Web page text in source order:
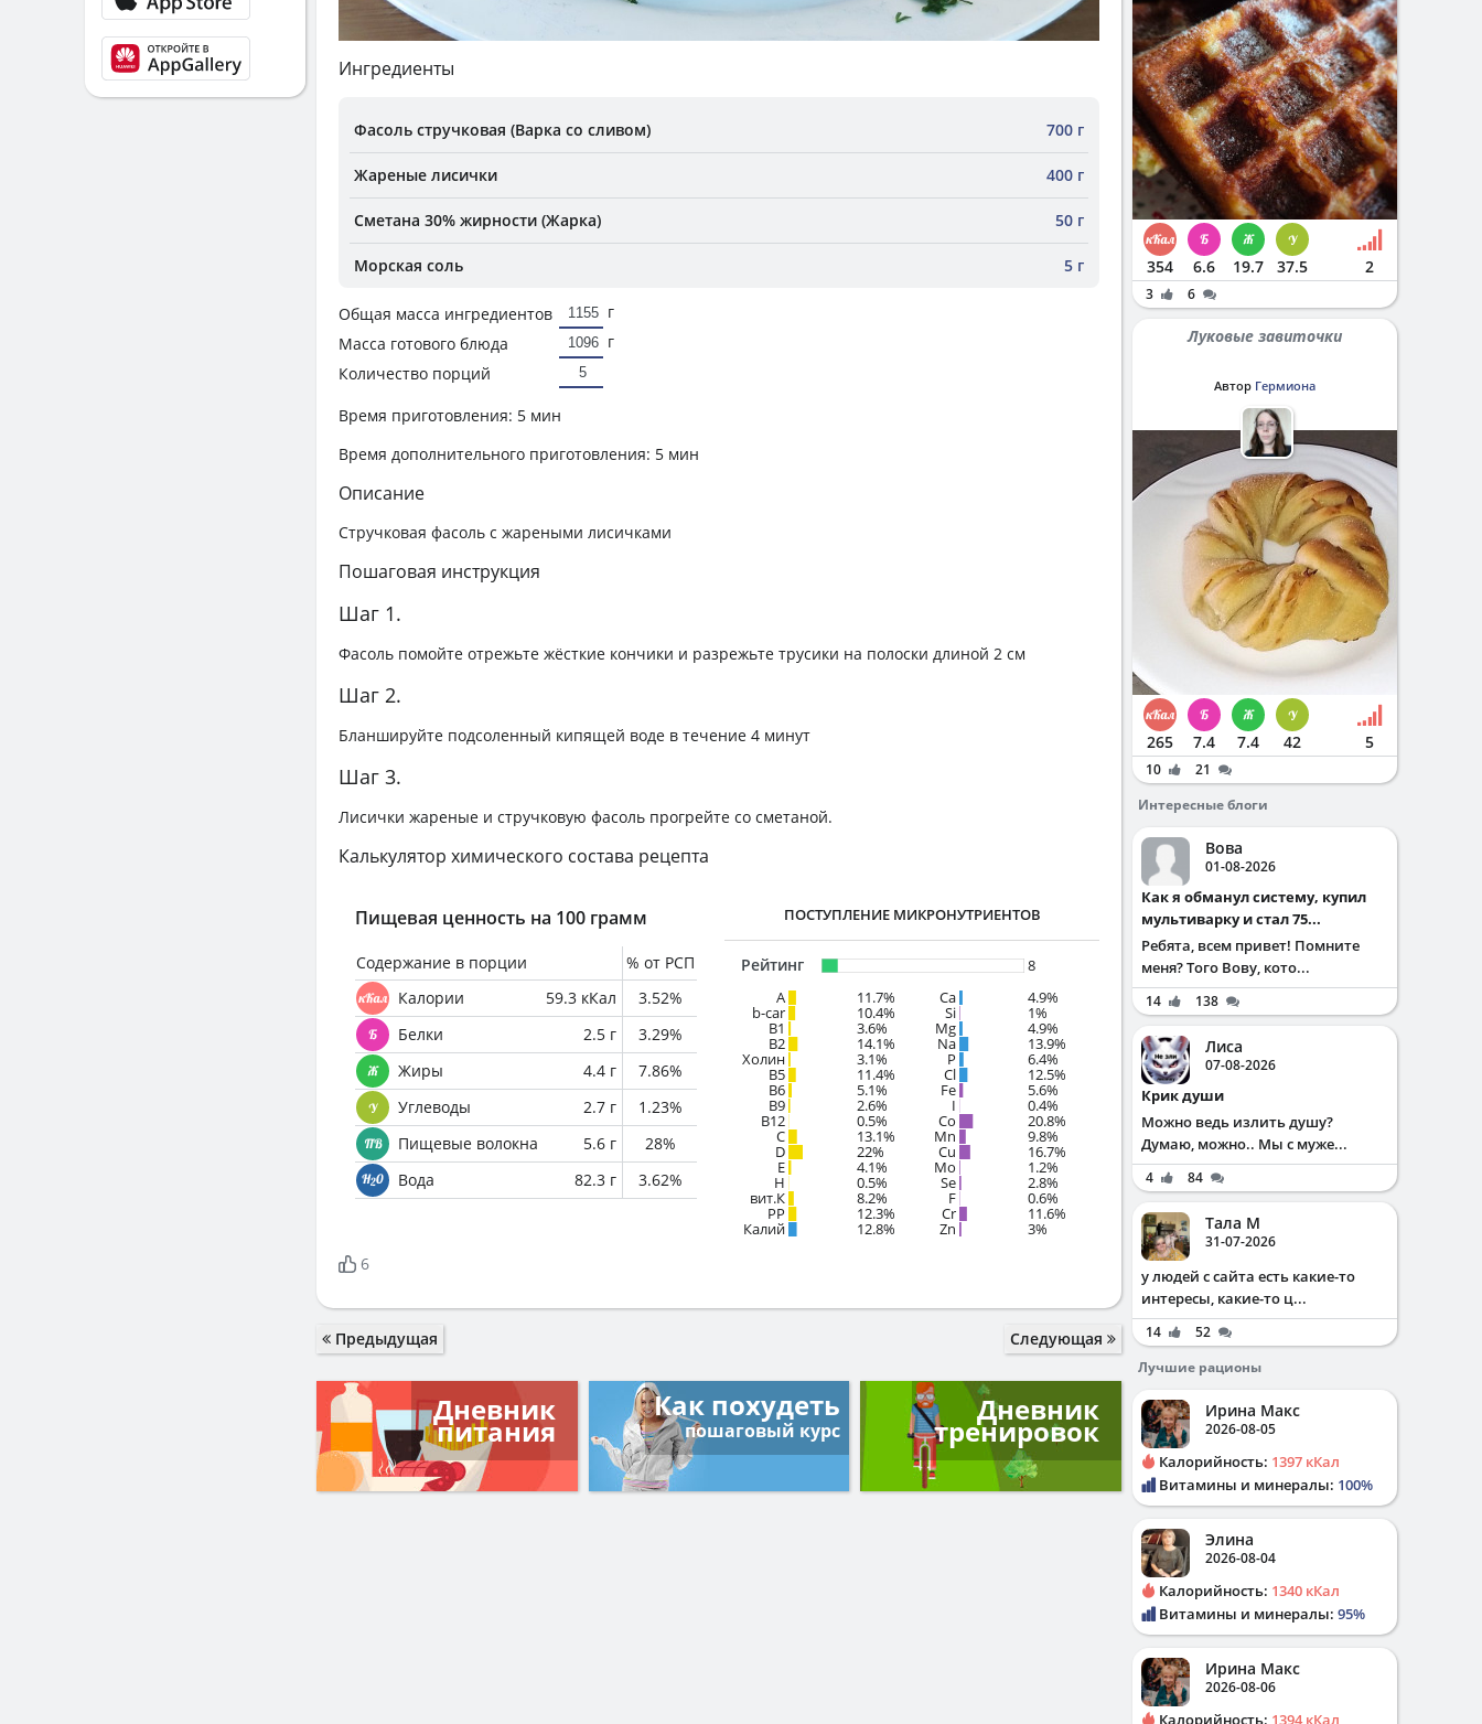
Ингредиенты
Фасоль стручковая (Варка со сливом) 700 г
Жареные лисички 400 г
Сметана 30% жирности (Жарка) 50 г
Морская соль 5 г
Общая масса ингредиентов
г
Масса готового блюда
г
Количество порций
Время приготовления: 5 мин
Время дополнительного приготовления: 5 мин
Описание
Стручковая фасоль с жареными лисичками
Пошаговая инструкция
Шаг 1.
Фасоль помойте отрежьте жёсткие кончики и разрежьте трусики на полоски длиной 2 см
Шаг 2.
Бланшируйте подсоленный кипящей воде в течение 4 минут
Шаг 3.
Лисички жареные и стручковую фасоль прогрейте со сметаной.
Калькулятор химического состава рецепта
Пищевая ценность на 100 грамм
Содержание в порции
% от РСП
Калории
59.3 кКал
3.52%
Белки
2.5 г
3.29%
Жиры
4.4 г
7.86%
Углеводы
2.7 г
1.23%
Пищевые волокна
5.6 г
28%
Вода
82.3 г 3.62%
ПОСТУПЛЕНИЕ МИКРОНУТРИЕНТОВ
Рейтинг
8
A
11.7%
b-car 10.4%
В1 3.6%
B2 14.1%
Холин 3.1%
B5 11.4%
B6 5.1%
B9 2.6%
B12 0.5%
C 13.1%
D 22%
E 4.1%
H 0.5%
вит.К 8.2%
PP 12.3%
Калий 12.8%
Ca 4.9%
Si 1%
Mg 4.9%
Na 13.9%
P 6.4%
Cl 12.5%
Fe 5.6%
I 0.4%
Co 20.8%
Mn 9.8%
Cu 16.7%
Mo 1.2%
Se 2.8%
F 0.6%
Cr 11.6%
Zn 3%
6
Предыдущая Следующая
Дневник
питания
Как похудеть
пошаговый курс
Дневник
тренировок
354 6.6 19.7 37.5 2
3 6
Луковые завиточки
Автор Гермиона
265 7.4 7.4 42 5
10
21
Интересные блоги
Вова
01-08-2026
Как я обманул систему, купил
мультиварку и стал 75...
Ребята, всем привет! Помните
меня? Того Вову, кото...
14 138
Лиса
07-08-2026
Крик души
Можно ведь излить душу?
Думаю, можно.. Мы с муже...
4 84
Тала М
31-07-2026
у людей с сайта есть какие-то
интересы, какие-то ц...
14
52
Лучшие рационы
Ирина Макс
2026-08-05
Калорийность: 1397 кКал
Витамины и минералы: 100%
Элина
2026-08-04
Калорийность: 1340 кКал
Витамины и минералы: 95%
Ирина Макс
2026-08-06
Калорийность: 1394 кКал